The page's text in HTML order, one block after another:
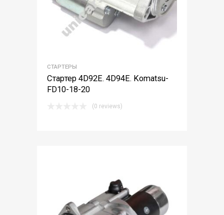
СТАРТЕРЫ
Стартер 4D92E. 4D94E. Komatsu-
FD10-18-20
(0 reviews)